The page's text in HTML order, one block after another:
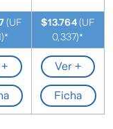
(UF
$13.764(UF
0,337)*
Ver +
Ficha